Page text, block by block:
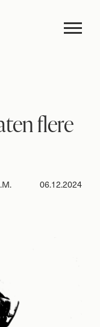
flere
06.12.2024